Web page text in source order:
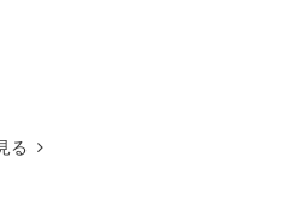
る